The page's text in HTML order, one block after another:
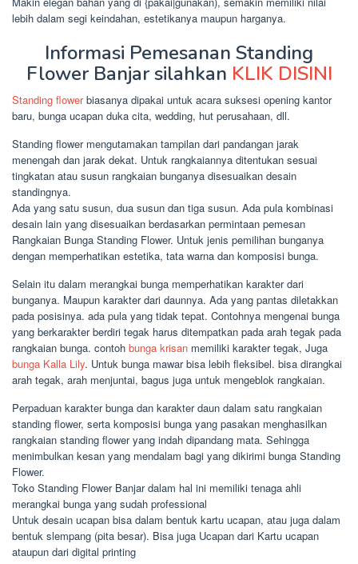
lebih dalam segi keindahan, estetikanya maupun harganya.
Informasi Pemesanan Standing
Flower Banjar silahkan KLIK DISINI
Standing flowerbiasanya dipakai untuk acara suksesi opening kantor
baru, bunga ucapan duka cita, wedding, hut perusahaan, dll.
Standing flower mengutamakan tampilan dari pandangan jarak
menengah dan jarak dekat. Untuk rangkaiannya ditentukan sesuai
tingkatan atau susun rangkaian bunganya disesuaikan desain
standingnya.
Ada yang satu susun, dua susun dan tiga susun. Ada pula kombinasi
desain lain yang disesuaikan berdasarkan permintaan pemesan
Rangkaian Bunga Standing Flower. Untuk jenis pemilihan bunganya
dengan memperhatikan estetika, tata warna dan komposisi bunga.
Selain itu dalam merangkai bunga memperhatikan karakter dari
bunganya. Maupun karakter dari daunnya. Ada yang pantas diletakkan
pada posisinya. ada pula yang tidak tepat. Contohnya mengenai bunga
yang berkarakter berdiri tegak harus ditempatkan pada arah tegak pada
rangkaian bunga. contoh bunga krisan memiliki karakter tegak, Juga
bunga Kalla Lily. Untuk bunga mawar bisa lebih fleksibel. bisa dirangkai
arah tegak, arah menjuntai, bagus juga untuk mengeblok rangkaian.
Perpaduan karakter bunga dan karakter daun dalam satu rangkaian
standing flower, serta komposisi bunga yang pasakan menghasilkan
rangkaian standing flower yang indah dipandang mata. Sehingga
menimbulkan kesan yang mendalam bagi yang dikirimi bunga Standing
Flower.
Toko Standing Flower Banjar dalam hal ini memiliki tenaga ahli
merangkai bunga yang sudah professional
Untuk desain ucapan bisa dalam bentuk kartu ucapan, atau juga dalam
bentuk slempang (pita besar). Bisa juga Ucapan dari Kartu ucapan
ataupun dari digital printing